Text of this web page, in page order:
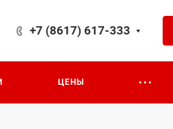
+7 (8617) 617-333
ЦЕНЫ